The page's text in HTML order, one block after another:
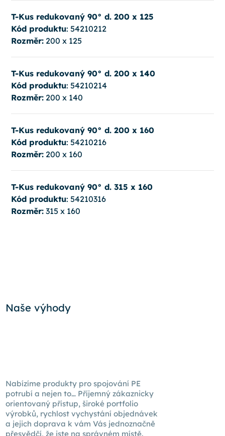
T-Kus redukovaný 90° d. 200 x 125
Kód produktu: 54210212
Rozměr:200 x 125
T-Kus redukovaný 90° d. 200 x 140
Kód produktu: 54210214
Rozměr:200 x 140
T-Kus redukovaný 90° d. 200 x 160
Kód produktu: 54210216
Rozměr:200 x 160
T-Kus redukovaný 90° d. 315 x 160
Kód produktu: 54210316
Rozměr:315 x 160
Naše výhody
Nabízíme produkty pro spojování PE
potrubí a nejen to… Příjemný zákaznicky
orientovaný přístup, široké portfolio
výrobků, rychlost vychystání objednávek
a jejich doprava kvám Vás jednoznačně
přesvědčí, že jste na správném místě.